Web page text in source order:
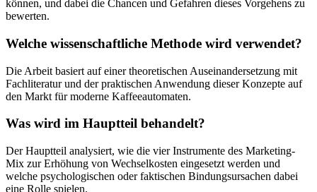
können, und dabei die Chancen und Gefahren dieses Vorgehens zu
bewerten.
Welche wissenschaftliche Methode wird verwendet?
Die Arbeit basiert auf einer theoretischen Auseinandersetzung mit
Fachliteratur und der praktischen Anwendung dieser Konzepte auf
den Markt für moderne Kaffeeautomaten.
Was wird im Hauptteil behandelt?
Der Hauptteil analysiert, wie die vier Instrumente des Marketing-
Mix zur Erhöhung von Wechselkosten eingesetzt werden und
welche psychologischen oder faktischen Bindungsursachen dabei
eine Rolle spielen.